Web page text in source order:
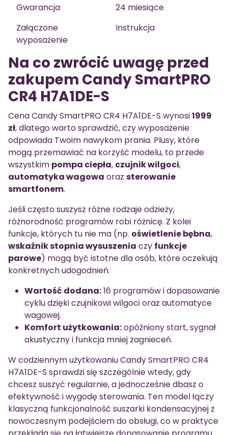
Gwarancja
24 miesiące
Załączone
wyposażenie
Instrukcja
Na co zwrócić uwagę przed
zakupem Candy SmartPRO
CR4 H7A1DE-S
Cena Candy SmartPRO CR4 H7A1DE-S wynosi1999
zł, dlatego warto sprawdzić, czy wyposażenie
odpowiada Twoim nawykom prania. Plusy, które
mogą przemawiać na korzyść modelu, to przede
wszystkim pompa ciepła, czujnik wilgoci,
automatyka wagowa oraz sterowanie
smartfonem.
Jeśli często suszysz różne rodzaje odzieży,
różnorodność programów robi różnicę. Z kolei
funkcje, których tu nie ma (np. oświetlenie bębna,
wskaźnik stopnia wysuszenia czy funkcje
parowe) mogą być istotne dla osób, które oczekują
konkretnych udogodnień.
Wartość dodana:16 programów i dopasowanie
cyklu dzięki czujnikowi wilgoci oraz automatyce
wagowej.
Komfort użytkowania:opóźniony start, sygnał
akustyczny i funkcja mniej zagnieceń.
W codziennym użytkowaniu Candy SmartPRO CR4
H7A1DE-S sprawdzi się szczególnie wtedy, gdy
chcesz suszyć regularnie, a jednocześnie dbasz o
efektywność i wygodę sterowania. Ten model łączy
klasyczną funkcjonalność suszarki kondensacyjnej z
nowoczesnym podejściem do obsługi, co w praktyce